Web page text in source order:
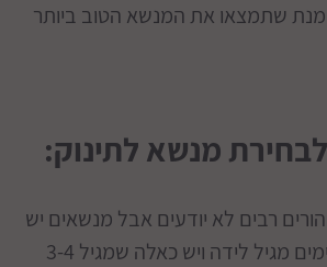
שתמצאו את המנשא הטוב ביותר
לבחירת מנשא לתינוק:
רבים לא יודעים אבל מנשאים יש
כאלה שמתאימים מגיל לידה ויש כאלה שמגיל 3-4